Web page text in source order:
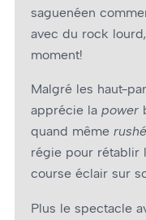
saguenéen
avec du rock
moment!
Malgré les haut-
apprécie la power
quand même rushé
régie pour rétablir
course éclair sur
Plus le spectacle